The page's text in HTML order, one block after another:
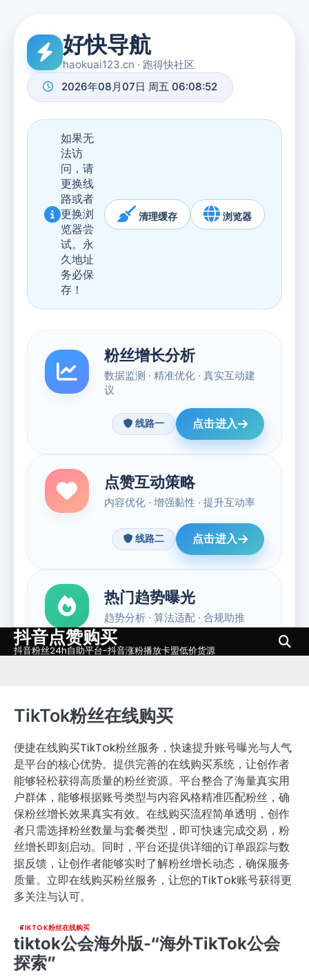
Skip抖音点赞购买
抖音粉丝24h自助平台-抖音涨粉播放卡盟低价货源
TikTok粉丝在线购买
便捷在线购买TikTok粉丝服务，快速提升账号曝光与人气
是平台的核心优势。提供完善的在线购买系统，让创作者
能够轻松获得高质量的粉丝资源。平台整合了海量真实用
户群体，能够根据账号类型与内容风格精准匹配粉丝，确
保粉丝增长效果真实有效。在线购买流程简单透明，创作
者只需选择粉丝数量与套餐类型，即可快速完成交易，粉
丝增长即刻启动。同时，平台还提供详细的订单跟踪与数
据反馈，让创作者能够实时了解粉丝增长动态，确保服务
质量。立即在线购买粉丝服务，让您的TikTok账号获得更
多关注与认可。
TIKTOK粉丝在线购买
tiktok公会海外版-“海外TikTok公会
探索”